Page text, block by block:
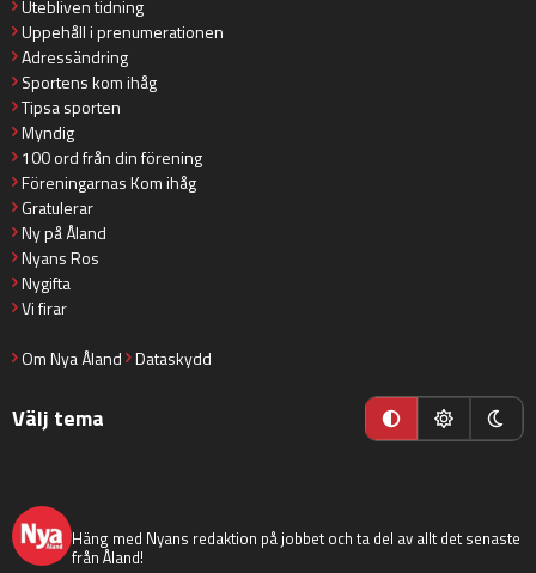
Utebliven tidning
Uppehåll i prenumerationen
Adressändring
Sportens kom ihåg
Tipsa sporten
Myndig
100 ord från din förening
Föreningarnas Kom ihåg
Gratulerar
Ny på Åland
Nyans Ros
Nygifta
Vi firar
Om Nya Åland Dataskydd
Välj tema
Häng med Nyans redaktion på jobbet och ta del av allt det senaste
från Åland!